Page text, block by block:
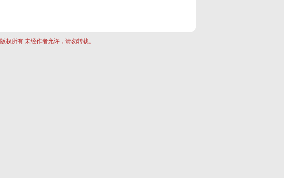
版权所有 未经作者允许，请勿转载。